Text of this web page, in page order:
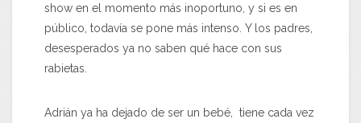
show en el momento más inoportuno, y si es en
público, todavía se pone más intenso. Y los padres,
desesperados ya no saben qué hace con sus
rabietas.
Adrián ya ha dejado de ser un bebé, tiene cada vez